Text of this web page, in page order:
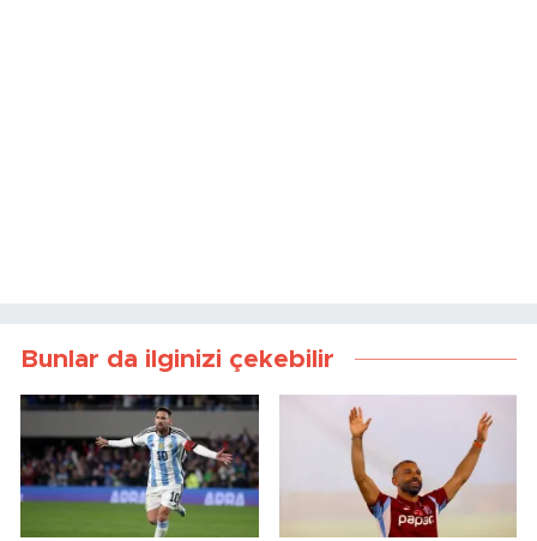
Bunlar da ilginizi çekebilir